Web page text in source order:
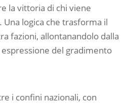
la vittoria di chi viene
logica che trasforma il
fazioni, allontanandolo dalla
del gradimento
i confini nazionali, con